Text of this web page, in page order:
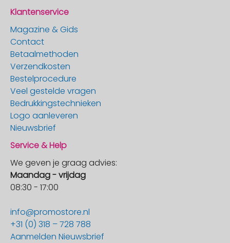
Klantenservice
Magazine & Gids
Contact
Betaalmethoden
Verzendkosten
Bestelprocedure
Veel gestelde vragen
Bedrukkingstechnieken
Logo aanleveren
Nieuwsbrief
Service & Help
We geven je graag advies:
Maandag - vrijdag
08:30 - 17:00
info@promostore.nl
+31 (0) 318 – 728 788
Aanmelden Nieuwsbrief